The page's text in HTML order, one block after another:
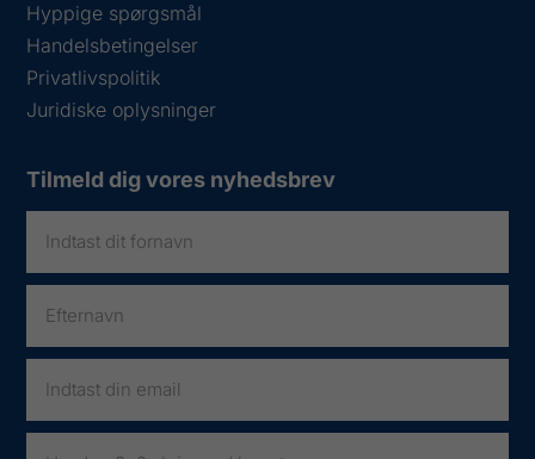
Hyppige spørgsmål
Handelsbetingelser
Privatlivspolitik
Juridiske oplysninger
Tilmeld dig vores nyhedsbrev